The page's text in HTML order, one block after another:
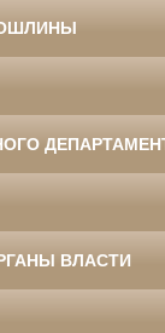
ВЛАСТИ